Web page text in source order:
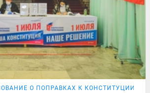
О ПОПРАВКАХ К КОНСТИТУЦИИ